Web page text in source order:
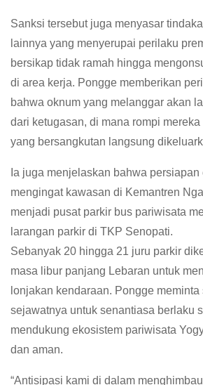
Sanksi tersebut juga menyasar
lainnya yang menyerupai perilaku
bersikap tidak ramah hingga
di area kerja. Pongge memberikan
bahwa oknum yang melanggar akan
dari ketugasan, di mana rompi
yang bersangkutan langsung
Ia juga menjelaskan bahwa
mengingat kawasan di Kemantren
menjadi pusat parkir bus pariwisata
larangan parkir di TKP Senopati.
Sebanyak 20 hingga 21 juru parkir
masa libur panjang Lebaran untuk
lonjakan kendaraan. Pongge meminta
sejawatnya untuk senantiasa berlaku
mendukung ekosistem pariwisata
dan aman.
“Antisipasi kami di dalam